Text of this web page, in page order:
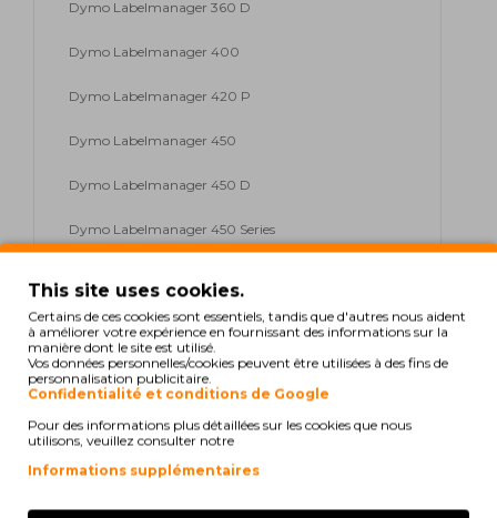
Dymo Labelmanager 360 D
Dymo Labelmanager 400
Dymo Labelmanager 420 P
Dymo Labelmanager 450
Dymo Labelmanager 450 D
Dymo Labelmanager 450 Series
Dymo Labelmanager PC
Dymo Labelmanager PC-2
Dymo Labelwriter 400 Duo
This site uses cookies.
Certains de ces cookies sont essentiels, tandis que d'autres nous aident
à améliorer votre expérience en fournissant des informations sur la
manière dont le site est utilisé.
Vos données personnelles/cookies peuvent être utilisées à des fins de
personnalisation publicitaire.
Confidentialité et conditions de Google
Pour des informations plus détaillées sur les cookies que nous
utilisons, veuillez consulter notre
Informations supplémentaires